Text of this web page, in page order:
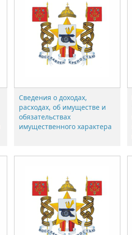
Сведения о доходах,
расходах, об имуществе и
обязательствах
имущественного характера